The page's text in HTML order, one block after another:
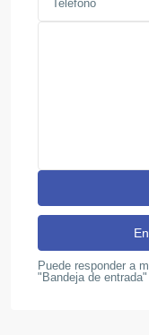
Puede responder a
"Bandeja de